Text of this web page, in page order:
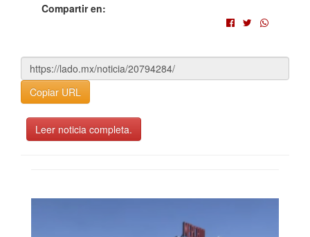
Compartir en:
Copiar URL
Leer noticia completa.